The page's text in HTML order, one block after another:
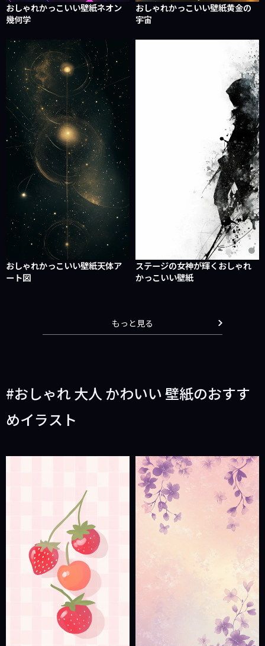
おしゃれかっこいい壁紙ネオン
幾何学
おしゃれかっこいい壁紙黄金の
宇宙
おしゃれかっこいい壁紙天体ア
ート図
ステージの女神が輝くおしゃれ
かっこいい壁紙
もっと見る
おしゃれ 大人 かわいい 壁紙のおすす
めイラスト